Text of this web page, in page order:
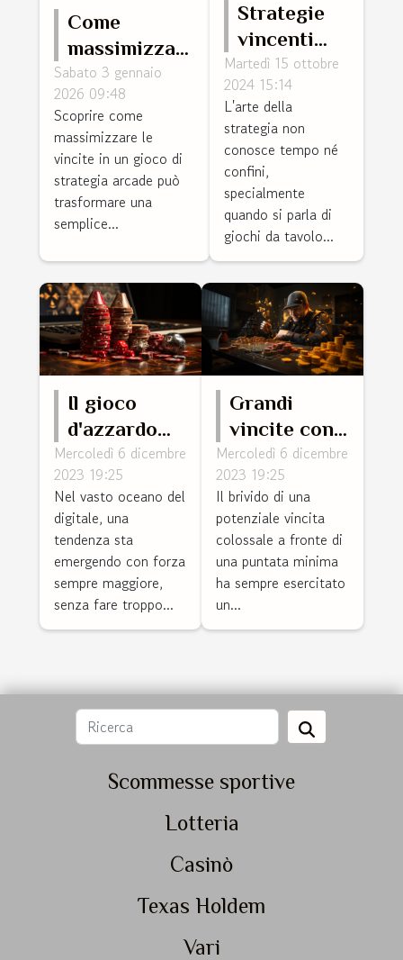
Come
massimizzare
le vincite in
un gioco di
strategia
arcade?
Sabato 3 gennaio
2026 09:48
Scoprire come
massimizzare le
vincite in un gioco di
strategia arcade può
trasformare una
semplice...
Strategie
vincenti
per il gioco
in diretta
del classico
gioco da
tavolo
Martedì 15 ottobre
2024 15:14
L'arte della
strategia non
conosce tempo né
confini,
specialmente
quando si parla di
giochi da tavolo...
Il gioco
d'azzardo
online e la
sua crescita
silenziosa
Mercoledì 6 dicembre
2023 19:25
Nel vasto oceano del
digitale, una
tendenza sta
emergendo con forza
sempre maggiore,
senza fare troppo...
Grandi
vincite con
piccole
puntate: il
fascino delle
scommesse
a quota
fissa
Mercoledì 6 dicembre
2023 19:25
Il brivido di una
potenziale vincita
colossale a fronte di
una puntata minima
ha sempre esercitato
un...
Scommesse sportive
Lotteria
Casinò
Texas Holdem
Vari